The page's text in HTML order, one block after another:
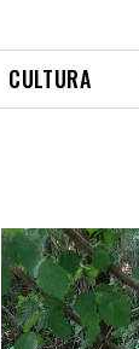
CULTURA